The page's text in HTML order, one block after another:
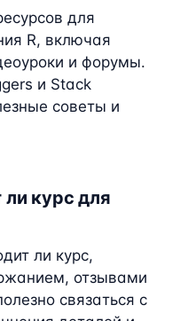
для
R, включая
и форумы.
и Stack
советы и
ли курс для
ли курс,
отзывами
связаться с